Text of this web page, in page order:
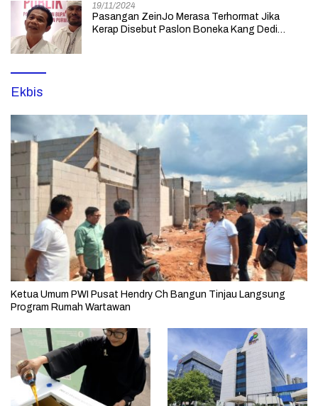
19/11/2024
Pasangan ZeinJo Merasa Terhormat Jika
Kerap Disebut Paslon Boneka Kang Dedi
Ekbis
Ketua Umum PWI Pusat Hendry Ch Bangun Tinjau Langsung
Program Rumah Wartawan